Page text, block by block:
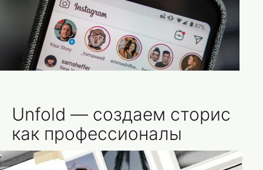
Unfold — создаем сторис
как профессионалы